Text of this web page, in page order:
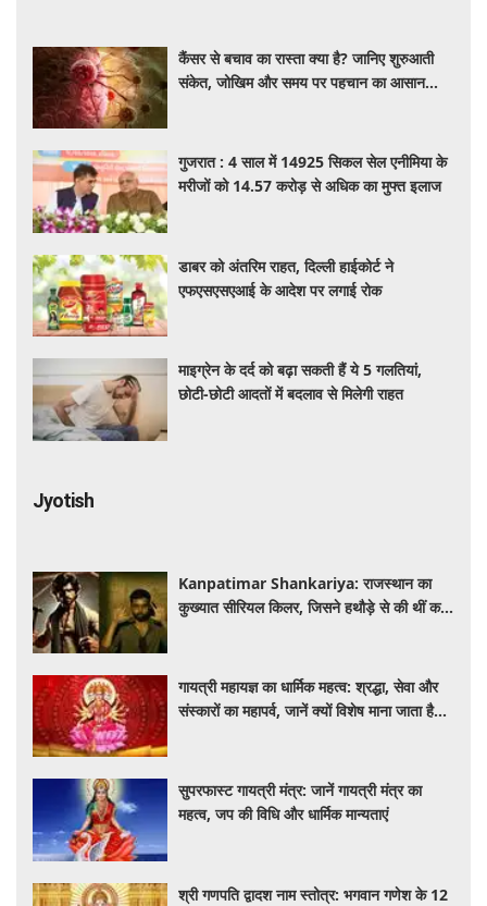
कैंसर से बचाव का रास्ता क्या है? जानिए शुरुआती
संकेत, जोखिम और समय पर पहचान का आसान
गुजरात : 4 साल में 14925 सिकल सेल एनीमिया के
मरीजों को 14.57 करोड़ से अधिक का मुफ्त इलाज
डाबर को अंतरिम राहत, दिल्ली हाईकोर्ट ने
एफएसएसएआई के आदेश पर लगाई रोक
माइग्रेन के दर्द को बढ़ा सकती हैं ये 5 गलतियां,
छोटी-छोटी आदतों में बदलाव से मिलेगी राहत
Jyotish
Kanpatimar Shankariya: राजस्थान का
कुख्यात सीरियल किलर, जिसने हथौड़े से की थीं कई
गायत्री महायज्ञ का धार्मिक महत्व: श्रद्धा, सेवा और
संस्कारों का महापर्व, जानें क्यों विशेष माना जाता है
सुपरफास्ट गायत्री मंत्र: जानें गायत्री मंत्र का
महत्व, जप की विधि और धार्मिक मान्यताएं
श्री गणपति द्वादश नाम स्तोत्र: भगवान गणेश के 12